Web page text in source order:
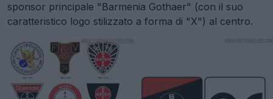
sponsor principale "Barmenia Gothaer" (con il suo
caratteristico logo stilizzato a forma di "X") al centro.